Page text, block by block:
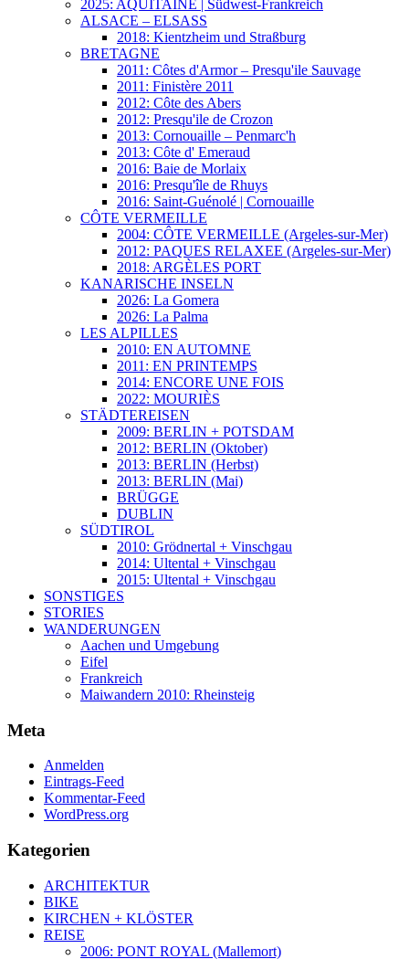
2025: AQUITAINE | Südwest-Frankreich
ALSACE – ELSASS
2018: Kientzheim und Straßburg
BRETAGNE
2011: Côtes d'Armor – Presqu'ile Sauvage
2011: Finistère 2011
2012: Côte des Abers
2012: Presqu'ile de Crozon
2013: Cornouaille – Penmarc'h
2013: Côte d' Emeraud
2016: Baie de Morlaix
2016: Presqu'île de Rhuys
2016: Saint-Guénolé | Cornouaille
CÔTE VERMEILLE
2004: CÔTE VERMEILLE (Argeles-sur-Mer)
2012: PAQUES RELAXEE (Argeles-sur-Mer)
2018: ARGÈLES PORT
KANARISCHE INSELN
2026: La Gomera
2026: La Palma
LES ALPILLES
2010: EN AUTOMNE
2011: EN PRINTEMPS
2014: ENCORE UNE FOIS
2022: MOURIÈS
STÄDTEREISEN
2009: BERLIN + POTSDAM
2012: BERLIN (Oktober)
2013: BERLIN (Herbst)
2013: BERLIN (Mai)
BRÜGGE
DUBLIN
SÜDTIROL
2010: Grödnertal + Vinschgau
2014: Ultental + Vinschgau
2015: Ultental + Vinschgau
SONSTIGES
STORIES
WANDERUNGEN
Aachen und Umgebung
Eifel
Frankreich
Maiwandern 2010: Rheinsteig
Meta
Anmelden
Eintrags-Feed
Kommentar-Feed
WordPress.org
Kategorien
ARCHITEKTUR
BIKE
KIRCHEN + KLÖSTER
REISE
2006: PONT ROYAL (Mallemort)